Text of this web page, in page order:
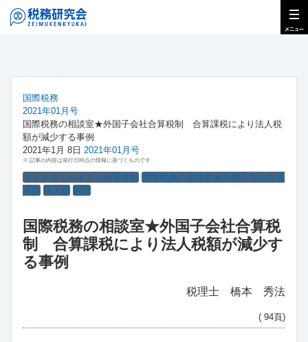
国際税務
2021年01月号
国際税務の相談室★外国子会社合算税制 合算課税により法人税
額が減少する事例
2021年1月 8日 2021年01月号
※ 記事の内容は発行日時点の情報に基づくものです
タックス・ヘイブン対策税制 国際税務の相談室★外国子会社合算
税制 法人税 解説
国際税務の相談室★外国子会社合算税
制 合算課税により法人税額が減少す
る事例
税理士 橋本 秀法
( 94頁)